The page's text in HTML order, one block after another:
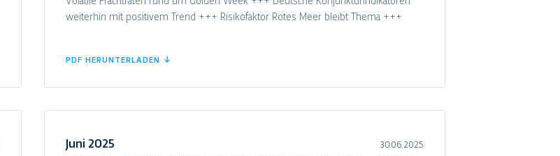
weiterhin mit positivem Trend +++ Risikofaktor Rotes Meer bleibt Thema +++
PDF HERUNTERLADEN ↓
Juni 2025 30.06.2025